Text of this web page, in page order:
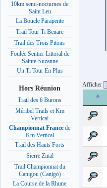
10km semi-nocturnes de
Saint Leu
La Boucle Parapente
Trail Tour Ti Benare
Trail des Trois Pitons
Foulée Sentier Littoral de
Sainte-Suzanne
Un Ti Tour En Plus
Hors Réunion
Trail des 6 Burons
Méribel Trails et Km
Vertical
Championnat France de
Km Vertical
Trail des Hauts Forts
Sierre Zinal
Trail Championnat du
Canigou (Canigó)
La Course de la Rhune
Afficher